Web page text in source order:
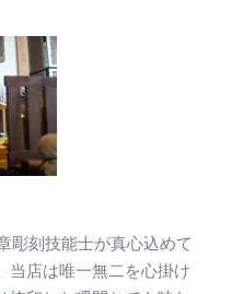
彫刻技能士が真心込めて
当店は唯一無二を心掛け